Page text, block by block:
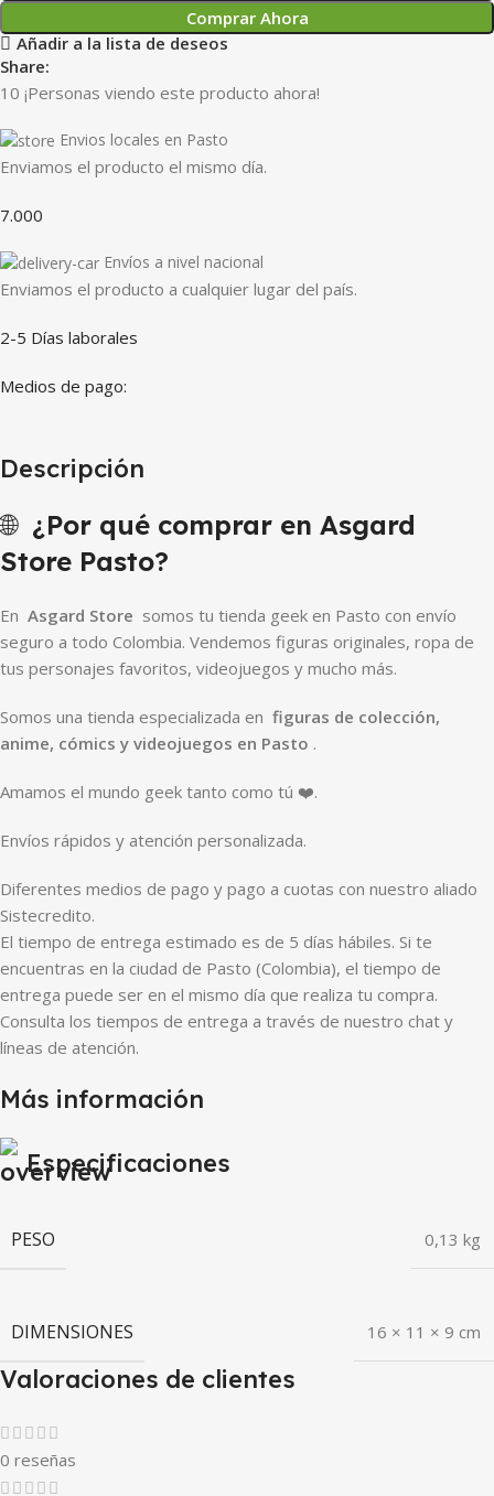
Comprar Ahora
Añadir a la lista de deseos
Share:
10 ¡Personas viendo este producto ahora!
Envios locales en Pasto
Enviamos el producto el mismo día.
7.000
Envíos a nivel nacional
Enviamos el producto a cualquier lugar del país.
2-5 Días laborales
Medios de pago:
Descripción
🌐 ¿Por qué comprar en Asgard
Store Pasto?
En Asgard Store somos tu tienda geek en Pasto con envío
seguro a todo Colombia. Vendemos figuras originales, ropa de
tus personajes favoritos, videojuegos y mucho más.
Somos una tienda especializada en figuras de colección,
anime, cómics y videojuegos en Pasto .
Amamos el mundo geek tanto como tú ❤️.
Envíos rápidos y atención personalizada.
Diferentes medios de pago y pago a cuotas con nuestro aliado
Sistecredito.
El tiempo de entrega estimado es de 5 días hábiles. Si te
encuentras en la ciudad de Pasto (Colombia), el tiempo de
entrega puede ser en el mismo día que realiza tu compra.
Consulta los tiempos de entrega a través de nuestro chat y
líneas de atención.
Más información
Especificaciones
PESO 0,13 kg
DIMENSIONES 16 × 11 × 9 cm
Valoraciones de clientes
0 reseñas